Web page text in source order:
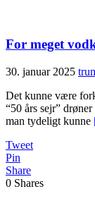
For meget
30. januar 2025
Det kunne være
“50 års sejr”
man tydeligt kunne
Tweet
Pin
Share
0 Shares